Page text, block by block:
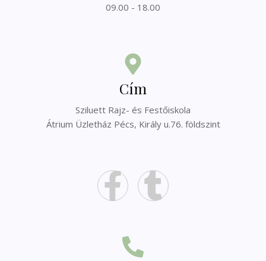
09.00 - 18.00
Cím
Sziluett Rajz- és Festőiskola
Átrium Üzletház Pécs, Király u.76. földszint